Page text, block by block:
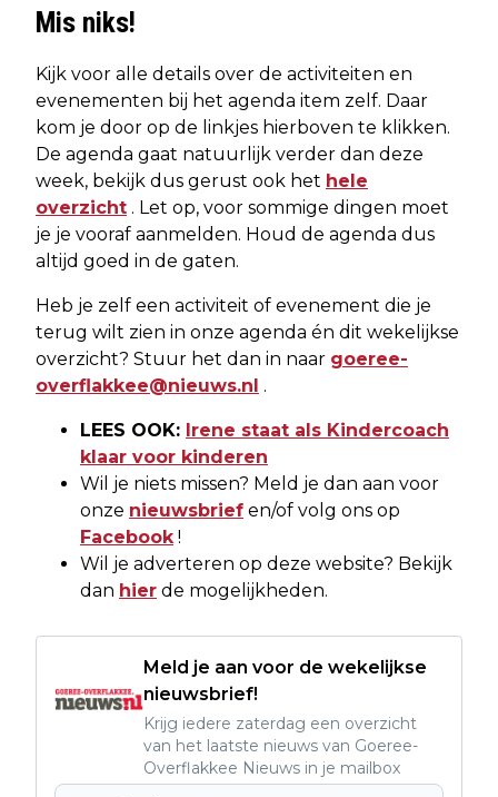
Mis niks!
Kijk voor alle details over de activiteiten en
evenementen bij het agenda item zelf. Daar
kom je door op de linkjes hierboven te klikken.
De agenda gaat natuurlijk verder dan deze
week, bekijk dus gerust ook het hele
overzicht . Let op, voor sommige dingen moet
je je vooraf aanmelden. Houd de agenda dus
altijd goed in de gaten.
Heb je zelf een activiteit of evenement die je
terug wilt zien in onze agenda én dit wekelijkse
overzicht? Stuur het dan in naar goeree-
overflakkee@nieuws.nl .
LEES OOK: Irene staat als Kindercoach
klaar voor kinderen
Wil je niets missen? Meld je dan aan voor
onze nieuwsbrief en/of volg ons op
Facebook !
Wil je adverteren op deze website? Bekijk
dan hier de mogelijkheden.
Meld je aan voor de wekelijkse
nieuwsbrief!
Krijg iedere zaterdag een overzicht
van het laatste nieuws van Goeree-
Overflakkee Nieuws in je mailbox